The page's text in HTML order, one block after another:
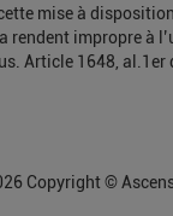
mise à
rendent impropre à
Article 1648,
Copyright ©